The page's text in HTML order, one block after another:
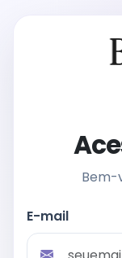
Bem-
E-mail